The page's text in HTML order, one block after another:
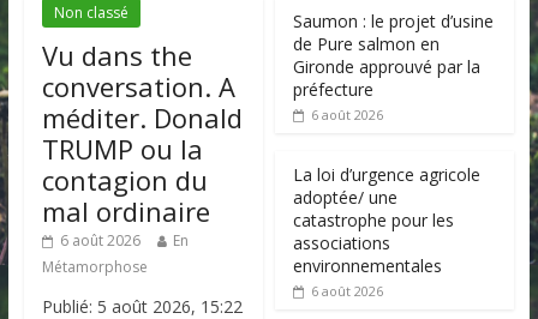
Non classé
Vu dans the
conversation. A
méditer. Donald
TRUMP ou la
contagion du
mal ordinaire
6 août 2026
En
Métamorphose
Publié: 5 août 2026, 15:22
Saumon : le projet d’usine
de Pure salmon en
Gironde approuvé par la
préfecture
6 août 2026
La loi d’urgence agricole
adoptée/ une
catastrophe pour les
associations
environnementales
6 août 2026